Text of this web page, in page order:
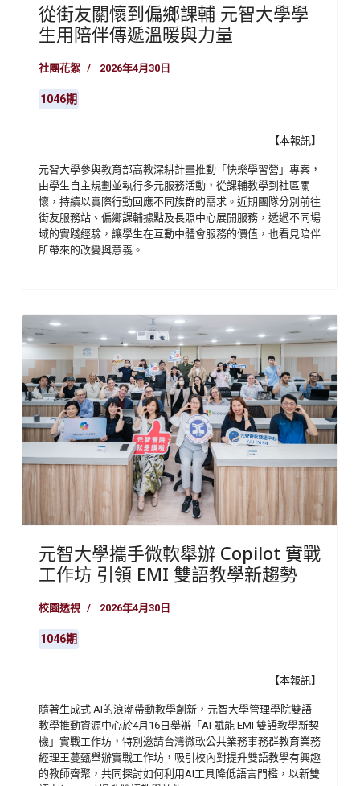
從街友關懷到偏鄉課輔 元智大學學
生用陪伴傳遞溫暖與力量
社團花絮 2026年4月30日
1046期
【本報訊】
元智大學參與教育部高教深耕計畫推動「快樂學習營」專案，
由學生自主規劃並執行多元服務活動，從課輔教學到社區關
懷，持續以實際行動回應不同族群的需求。近期團隊分別前往
街友服務站、偏鄉課輔據點及長照中心展開服務，透過不同場
域的實踐經驗，讓學生在互動中體會服務的價值，也看見陪伴
所帶來的改變與意義。
元智大學攜手微軟舉辦 Copilot 實戰
工作坊 引領 EMI 雙語教學新趨勢
校園透視 2026年4月30日
1046期
【本報訊】
隨著生成式 AI的浪潮帶動教學創新，元智大學管理學院雙語
教學推動資源中心於4月16日舉辦「AI 賦能 EMI 雙語教學新契
機」實戰工作坊，特別邀請台灣微軟公共業務事務群教育業務
經理王蔓甄舉辦實戰工作坊，吸引校內對提升雙語教學有興趣
的教師齊聚，共同探討如何利用AI工具降低語言門檻，以新雙